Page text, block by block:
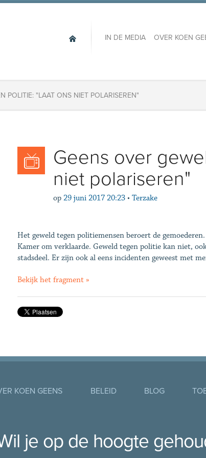
IN DE MEDIA OVER KOEN
POLITIE: "LAAT ONS NIET POLARISEREN"
Geens over
niet polariseren"
op 29 juni 2017 20:23 • Terzake
Het geweld tegen politiemensen beroert de
Kamer om verklaarde. Geweld tegen politie kan niet,
stadsdeel. Er zijn ook al eens incidenten geweest met
Bekijk het fragment »
KOEN GEENS BELEID BLOG
je op de hoogte